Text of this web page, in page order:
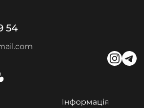
54
Інформація